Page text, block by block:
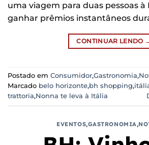
uma viagem para duas pessoas à
ganhar prêmios instantâneos
CONTINUAR LENDO
Postado em Consumidor,Gastronomia,
Marcado belo horizonte,bh shopping,
trattoria,Nonna te leva à Itália
EVENTOS,GASTRONOMIA,